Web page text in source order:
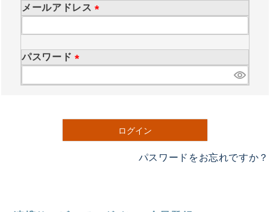
メールアドレス
)
パスワード
必
)
ログイン
パスワードをお忘れですか？